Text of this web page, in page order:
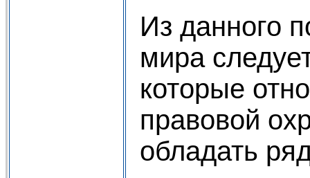
Из данного
мира
которые
правовой
обладать